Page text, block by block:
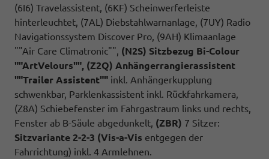
(6I6) Travelassistent, (6KF) Scheinwerferleiste
hinterleuchtet, (7AL) Diebstahlwarnanlage, (7UY) Radio
Navigationssystem Discover Pro, (9AH) Klimaanlage
""Air Care Climatronic"", (N2S) Sitzbezug Bi-Colour
""ArtVelours"", (Z2Q) Anhängerrangierassistent
""Trailer Assistent"" inkl. Anhängerkupplung
schwenkbar, Parklenkassistent inkl. Rückfahrkamera,
(Z8A) Schiebefenster im Fahrgastraum links und rechts,
Fenster ab B-Säule abgedunkelt, (ZBR) 7 Sitzer:
Sitzvariante 2-2-3 (Vis-a-Vis entgegen der
Fahrrichtung) inkl. 4 Armlehnen.